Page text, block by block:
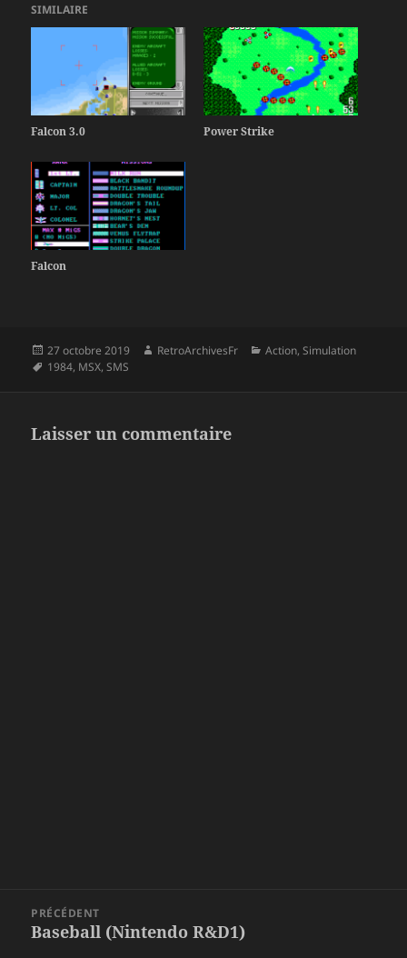
SIMILAIRE
Falcon 3.0 Power Strike
Falcon
Publié
le
27 octobre 2019 Auteur
RetroArchivesFr Catégories
Action,Simulation
Mots-
1984, MSX,SMS
Laisser un commentaire
l’article
PRÉCÉDENT
Article
Baseball (Nintendo R&D1)